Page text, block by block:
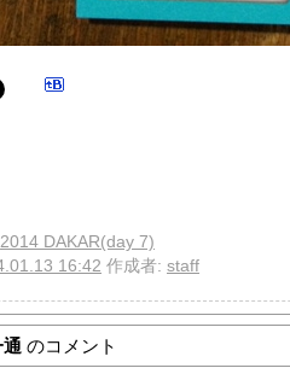
2014 DAKAR(day 7)
16:42 作成者: staff
のコメント